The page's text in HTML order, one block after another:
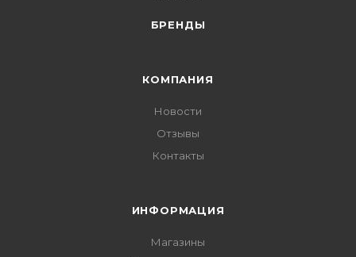
БРЕНДЫ
КОМПАНИЯ
Новости
Отзывы
Контакты
ИНФОРМАЦИЯ
Магазины